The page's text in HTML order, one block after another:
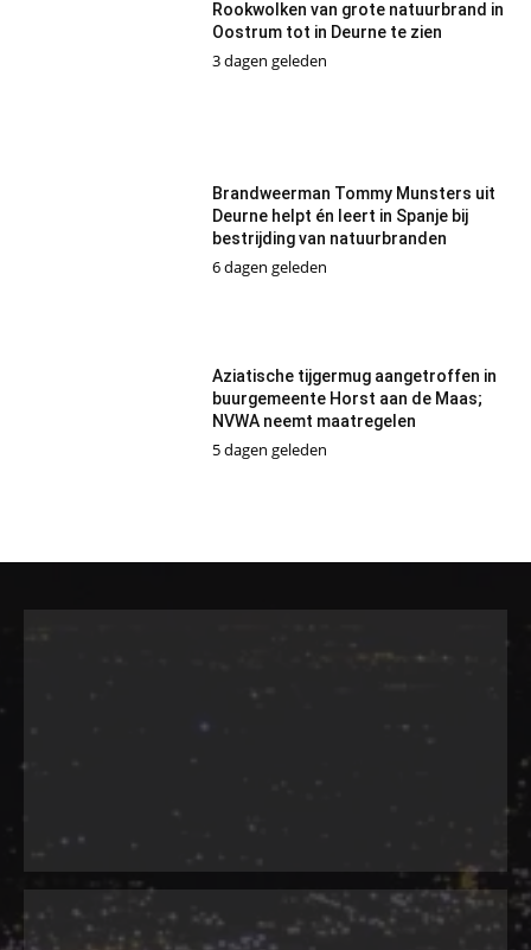
Rookwolken van grote natuurbrand in
Oostrum tot in Deurne te zien
3 dagen geleden
Brandweerman Tommy Munsters uit
Deurne helpt én leert in Spanje bij
bestrijding van natuurbranden
6 dagen geleden
Aziatische tijgermug aangetroffen in
buurgemeente Horst aan de Maas;
NVWA neemt maatregelen
5 dagen geleden